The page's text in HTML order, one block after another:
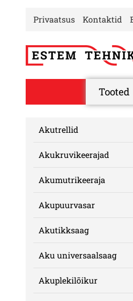
Privaatsus Kontaktid
Tooted
Akutrellid
Akukruvikeerajad
Akumutrikeeraja
Akupuurvasar
Akutikksaag
Aku universaalsaag
Akuplekilõikur